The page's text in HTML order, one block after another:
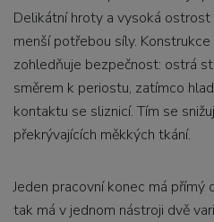
Delikátní hroty a vysoká
menší potřebou síly.
zohledňuje bezpečnost: ostrá
směrem k periostu, zatímco
kontaktu se sliznicí. Tím se
překrývajících měkkých tkání.
Jeden pracovní konec má přímý
tak má v jednom nástroji dvě